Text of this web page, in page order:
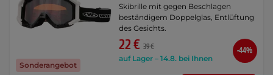
Sonderangebot
Skibrille mit gegen Beschlagen
beständigem Doppelglas, Entlüftung
des Gesichts.
22 € 39 €
auf Lager – 14.8. bei Ihnen
-44%